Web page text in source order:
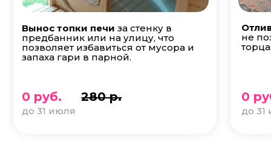
не
Вынос топки печи за стенку в
предбанник или на улицу, что
позволяет избавиться от мусора и
запаха гари в парной.
до 31 июля
0 руб. 280 р. 0
до 31